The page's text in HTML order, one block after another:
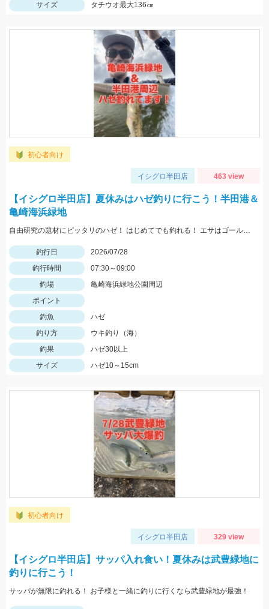
サイズ
タチウオ最大136㎝
初心者向け
イシグロ半田店 463 view
【イシグロ半田店】夏休みはハゼ釣りに行こう！半田港＆
亀崎海浜緑地
自由研究の題材にピッタリのハゼ！ はじめてでも釣れる！ エサはゴールドイソメが最強！
釣行日
2026/07/28
釣行時間
07:30～09:00
釣場
亀崎海浜緑地公園周辺
ポイント
釣魚
ハゼ
釣り方
ウキ釣り（海）
釣果
ハゼ30以上
サイズ
ハゼ10～15cm
初心者向け
イシグロ半田店 329 view
【イシグロ半田店】サッパ入れ食い！夏休みは武豊緑地に
釣りに行こう！
サッパが無限に釣れる！ お子様と一緒に釣りに行くなら武豊緑地が最強！